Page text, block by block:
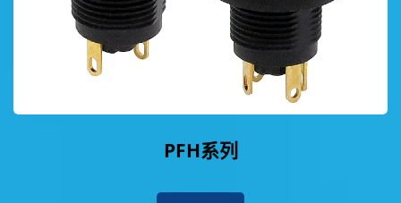
PFH系列